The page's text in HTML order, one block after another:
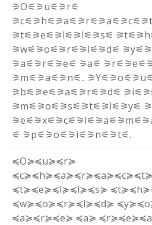
⚞O⚟⚞u⚟⚞r⚟
⚞c⚟⚞h⚟⚞a⚟⚞r⚟⚞a⚟⚞c⚟
⚞t⚟⚞e⚟⚞l⚟⚞l⚟⚞s⚟ ⚞t⚟
⚞w⚟⚞o⚟⚞r⚟⚞l⚟⚞d⚟ ⚞y⚟
⚞a⚟⚞r⚟⚞e⚟ ⚞a⚟ ⚞r⚟⚞e⚟
⚞m⚟⚞a⚟⚞n⚟.. ⚞Y⚟⚞o⚟
⚞b⚟⚞e⚟⚞a⚟⚞r⚟⚞d⚟ ⚞i⚟
⚞m⚟⚞o⚟⚞s⚟⚞t⚟⚞l⚟⚞y⚟
⚞e⚟⚞x⚟⚞c⚟⚞l⚟⚞a⚟⚞m⚟
⚟ ⚞p⚟⚞o⚟⚞i⚟⚞n⚟⚞t⚟.
≼O≽≼u≽≼r≽
≼c≽≼h≽≼a≽≼r≽≼a≽≼c≽≼t≽
≼t≽≼e≽≼l≽≼l≽≼s≽ ≼t≽≼h≽
≼w≽≼o≽≼r≽≼l≽≼d≽ ≼y≽
≼a≽≼r≽≼e≽ ≼a≽ ≼r≽≼e≽